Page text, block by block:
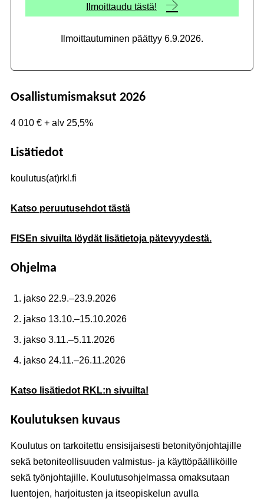
Ilmoittaudu tästä!
Ilmoittautuminen päättyy 6.9.2026.
Osallistumismaksut 2026
4 010 € + alv 25,5%
Lisätiedot
koulutus(at)rkl.fi
Katso peruutusehdot tästä
FISEn sivuilta löydät lisätietoja pätevyydestä.
Ohjelma
jakso 22.9.–23.9.2026
jakso 13.10.–15.10.2026
jakso 3.11.–5.11.2026
jakso 24.11.–26.11.2026
Katso lisätiedot RKL:n sivuilta!
Koulutuksen kuvaus
Koulutus on tarkoitettu ensisijaisesti betonityönjohtajille
sekä betoniteollisuuden valmistus- ja käyttöpäälliköille
sekä työnjohtajille. Koulutusohjelmassa omaksutaan
luentojen, harjoitusten ja itseopiskelun avulla